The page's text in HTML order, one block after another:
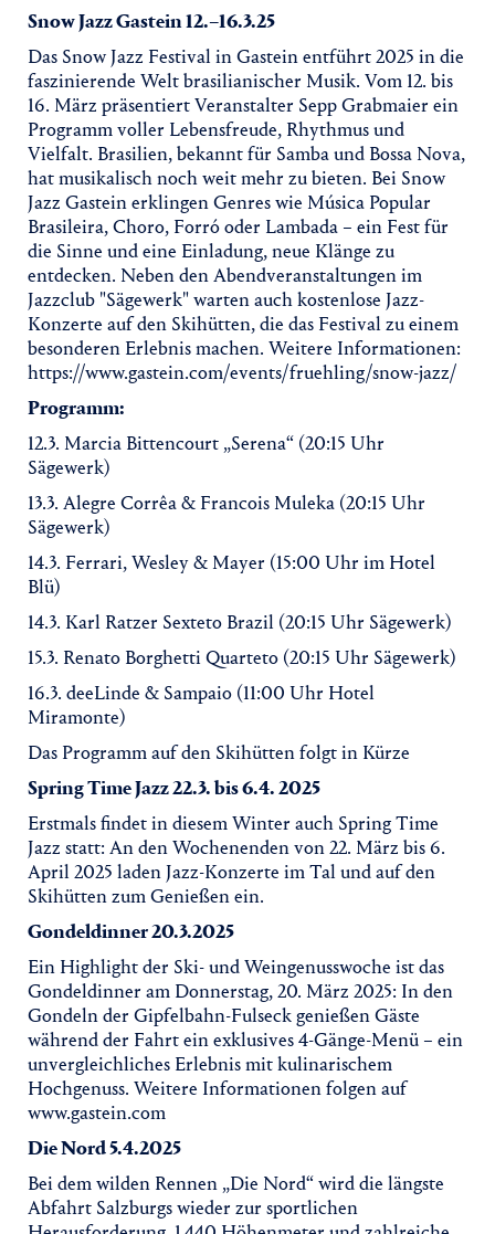
Snow Jazz Gastein 12.–16.3.25
Das Snow Jazz Festival in Gastein entführt 2025 in die
faszinierende Welt brasilianischer Musik. Vom 12. bis
16. März präsentiert Veranstalter Sepp Grabmaier ein
Programm voller Lebensfreude, Rhythmus und
Vielfalt. Brasilien, bekannt für Samba und Bossa Nova,
hat musikalisch noch weit mehr zu bieten. Bei Snow
Jazz Gastein erklingen Genres wie Música Popular
Brasileira, Choro, Forró oder Lambada – ein Fest für
die Sinne und eine Einladung, neue Klänge zu
entdecken. Neben den Abendveranstaltungen im
Jazzclub "Sägewerk" warten auch kostenlose Jazz-
Konzerte auf den Skihütten, die das Festival zu einem
besonderen Erlebnis machen. Weitere Informationen:
https://www.gastein.com/events/fruehling/snow-jazz/
Programm:
12.3. Marcia Bittencourt „Serena“ (20:15 Uhr
Sägewerk)
13.3. Alegre Corrêa & Francois Muleka (20:15 Uhr
Sägewerk)
14.3. Ferrari, Wesley & Mayer (15:00 Uhr im Hotel
Blü)
14.3. Karl Ratzer Sexteto Brazil (20:15 Uhr Sägewerk)
15.3. Renato Borghetti Quarteto (20:15 Uhr Sägewerk)
16.3. deeLinde & Sampaio (11:00 Uhr Hotel
Miramonte)
Das Programm auf den Skihütten folgt in Kürze
Spring Time Jazz 22.3. bis 6.4. 2025
Erstmals findet in diesem Winter auch Spring Time
Jazz statt: An den Wochenenden von 22. März bis 6.
April 2025 laden Jazz-Konzerte im Tal und auf den
Skihütten zum Genießen ein.
Gondeldinner 20.3.2025
Ein Highlight der Ski- und Weingenusswoche ist das
Gondeldinner am Donnerstag, 20. März 2025: In den
Gondeln der Gipfelbahn-Fulseck genießen Gäste
während der Fahrt ein exklusives 4-Gänge-Menü – ein
unvergleichliches Erlebnis mit kulinarischem
Hochgenuss. Weitere Informationen folgen auf
www.gastein.com
Die Nord 5.4.2025
Bei dem wilden Rennen „Die Nord“ wird die längste
Abfahrt Salzburgs wieder zur sportlichen